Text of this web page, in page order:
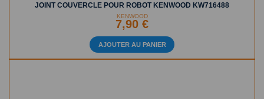
JOINT COUVERCLE POUR ROBOT KENWOOD KW716488
KENWOOD
7,90 €
AJOUTER AU PANIER